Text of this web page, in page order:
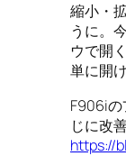
縮小・
うに。
ウで開
単に開け
F906iの
じに改
https://